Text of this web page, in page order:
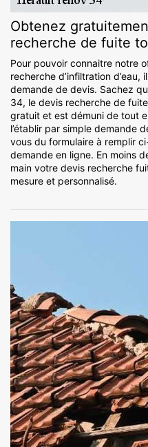
Obtenez
recherche de fuite
Pour pouvoir connaitre notre
recherche d’infiltration
demande de devis. Sachez
34, le devis recherche de
gratuit et est démuni de tout
l’établir par simple demande
vous du formulaire à remplir
demande en ligne. En moins
main votre devis recherche
mesure et personnalisé.